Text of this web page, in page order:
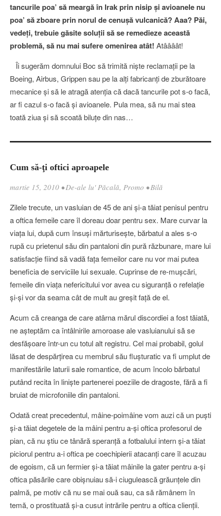
tancurile poa’ să meargă în Irak prin nisip şi avioanele nu
poa’ să zboare prin norul de cenuşă vulcanică? Aaa? Păi,
vedeţi, trebuie găsite soluţii să se remedieze această
problemă, să nu mai sufere omenirea atât! Atâââât!
Îi sugerăm domnului Boc să trimită nişte reclamaţii pe la
Boeing, Airbus, Grippen sau pe la alţi fabricanţi de zburătoare
mecanice şi să le atragă atenţia că dacă tancurile pot s-o facă,
ar fi cazul s-o facă şi avioanele. Pula mea, să nu mai stea
toată ziua şi să scoată biluţe din nas…
Cum să-ţi oftici aproapele
martie 15, 2010 •De-ale lu' Păcală, Promo •Bilă
Zilele trecute, un vasluian de 45 de ani şi-a tăiat penisul pentru
a oftica femeile care îl doreau doar pentru sex. Mare curvar la
viaţa lui, după cum însuşi mărturiseşte, bărbatul a ales s-o
rupă cu prietenul său din pantaloni din pură răzbunare, mare lui
satisfacţie fiind să vadă faţa femeilor care nu vor mai putea
beneficia de serviciile lui sexuale. Cuprinse de re-muşcări,
femeile din viaţa nefericitului vor avea cu siguranţă o refelaţie
şi-şi vor da seama cât de mult au greşit faţă de el.
Acum că creanga de care atârna mărul discordiei a fost tăiată,
ne aşteptăm ca întâlnirile amoroase ale vasluianului să se
desfăşoare într-un cu totul alt registru. Cel mai probabil, golul
lăsat de despărţirea cu membrul său fluşturatic va fi umplut de
manifestările laturii sale romantice, de acum încolo bărbatul
putând recita în linişte partenerei poeziile de dragoste, fără a fi
bruiat de microfoniile din pantaloni.
Odată creat precedentul, mâine-poimâine vom auzi că un puşti
şi-a tăiat degetele de la mâini pentru a-şi oftica profesorul de
pian, că nu ştiu ce tânără speranţă a fotbalului intern şi-a tăiat
piciorul pentru a-i oftica pe coechipierii atacanţi care îl acuzau
de egoism, că un fermier şi-a tăiat mâinile la gater pentru a-şi
oftica păsările care obişnuiau să-i ciugulească grăunţele din
palmă, pe motiv că nu se mai ouă sau, ca să rămânem în
temă, o prostituată şi-a cusut intrările pentru a oftica clienţii.